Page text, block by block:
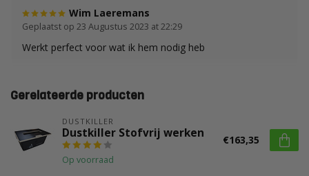
Wim Laeremans
Geplaatst op 23 Augustus 2023 at 22:29
Werkt perfect voor wat ik hem nodig heb
Gerelateerde producten
DUSTKILLER
Dustkiller Stofvrij werken
Op voorraad
€163,35